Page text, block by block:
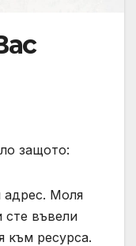
защото:
адрес. Моля
сте въвели
към ресурса.